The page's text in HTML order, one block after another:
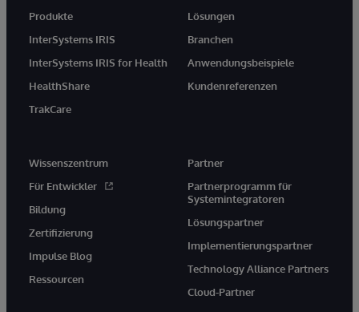
Produkte
InterSystems IRIS
InterSystems IRIS for Health
HealthShare
TrakCare
Lösungen
Branchen
Anwendungsbeispiele
Kundenreferenzen
Wissenszentrum
Für Entwickler
Bildung
Zertifizierung
Impulse Blog
Ressourcen
Partner
Partnerprogramm für
Systemintegratoren
Lösungspartner
Implementierungspartner
Technology Alliance Partners
Cloud-Partner